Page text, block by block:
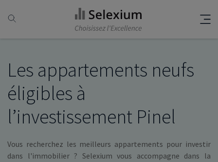
Les appartements neufs
éligibles à
l’investissement Pinel
Vous recherchez les meilleurs appartements pour investir
dans l'immobilier ? Selexium vous accompagne dans la